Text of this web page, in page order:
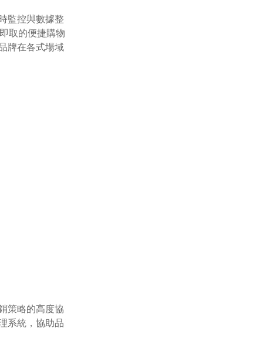
監控與數據整
取的便捷購物
牌在各式場域
策略的高度協
系統，協助品